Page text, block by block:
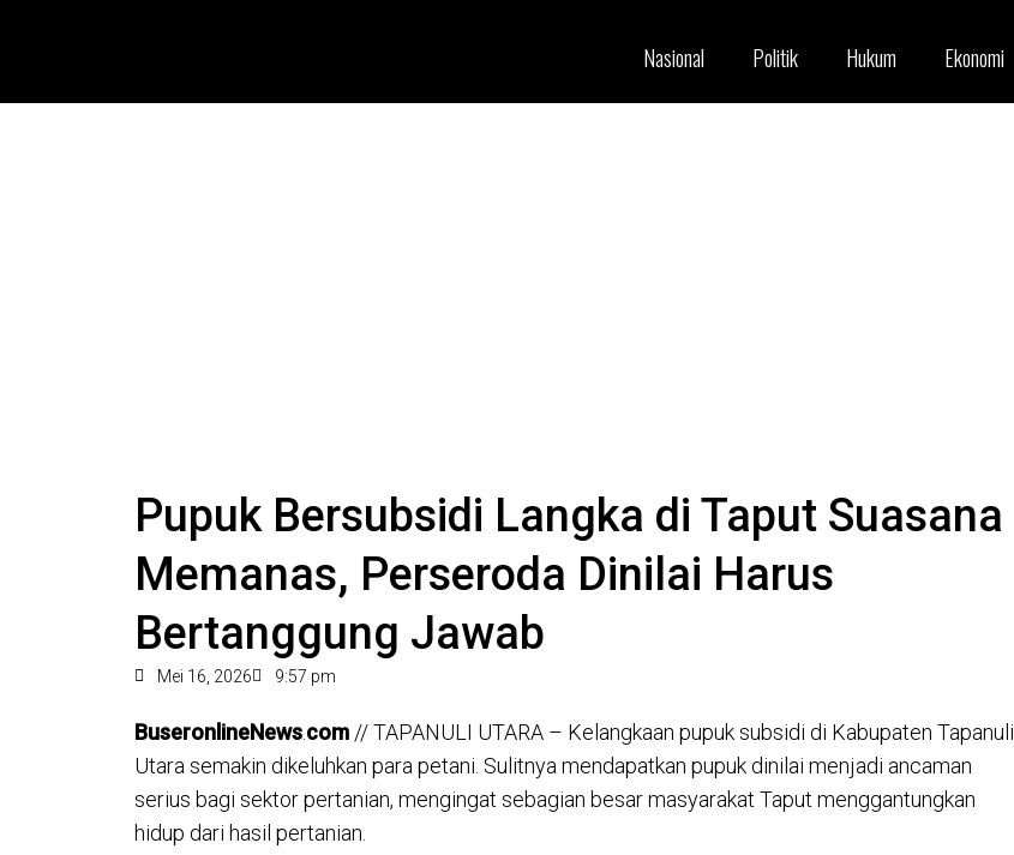
Nasional Politik Hukum Ekonomi
Pupuk Bersubsidi Langka di Taput Suasana
Memanas, Perseroda Dinilai Harus
Bertanggung Jawab
Mei 16, 2026 9:57 pm
BuseronlineNewscom // TAPANULI UTARA – Kelangkaan pupuk subsidi di Kabupaten Tapanuli
Utara semakin dikeluhkan para petani. Sulitnya mendapatkan pupuk dinilai menjadi ancaman
serius bagi sektor pertanian, mengingat sebagian besar masyarakat Taput menggantungkan
hidup dari hasil pertanian.